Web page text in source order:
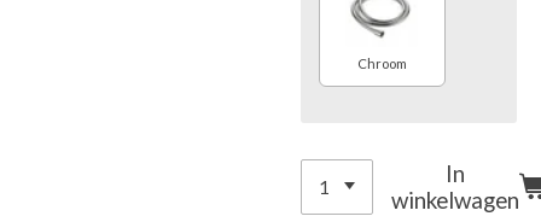
Chroom
In
winkelwagen